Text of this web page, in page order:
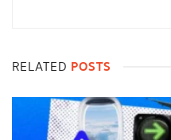
RELATED POSTS